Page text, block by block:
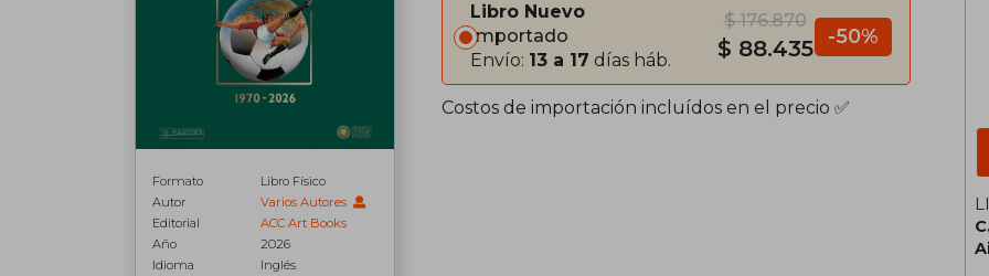
Formato
Libro Físico
Autor
Varios Autores
Editorial
ACC Art Books
Año
2026
Idioma
Inglés
Libro Nuevo
Importado
Envío: 13 a 17 días háb.
$ 176.870
$ 88.435 -50%
Costos de importación incluídos en el precio ✅